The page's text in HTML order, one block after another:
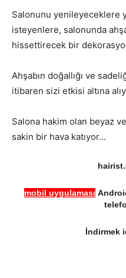
Salonunu yenileyeceklere
isteyenlere, salonunda
hissettirecek bir
Ahşabın doğallığı ve
itibaren sizi etkisi altına
Salona hakim olan beyaz
sakin bir hava katıyor…
mobil uygulaması
İndirmek